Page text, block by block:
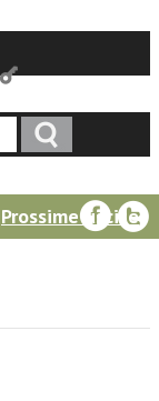
Prossime uscite